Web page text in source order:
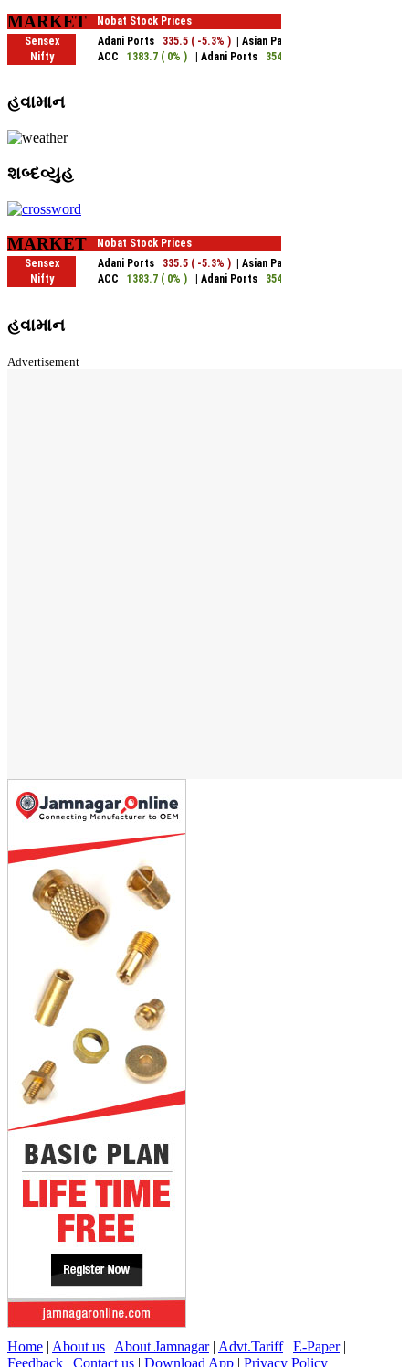
MARKET
હવામાન
શબ્દવ્યુહ
MARKET
હવામાન
Advertisement
Home | About us | About Jamnagar| Advt.Tariff| E-Paper|
Feedback | Contact us | Download App | Privacy Policy